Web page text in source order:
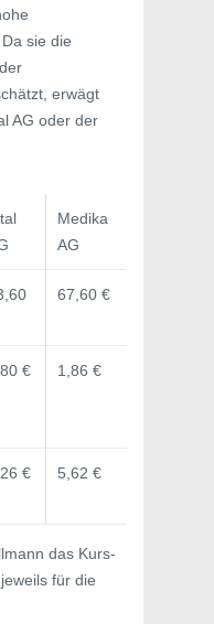
sie die
erwägt
AG oder der
Medika
AG
67,60 €
€ 1,86 €
€ 5,62 €
das Kurs-
für die